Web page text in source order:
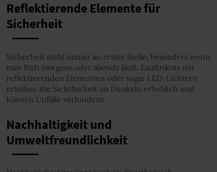
Reflektierende Elemente für
Sicherheit
Sicherheit steht immer an erster Stelle, besonders wenn
man früh morgens oder abends läuft. Lauftrikots mit
reflektierenden Elementen oder sogar LED-Lichtern
erhöhen die Sichtbarkeit im Dunkeln erheblich und
können Unfälle verhindern.
Nachhaltigkeit und
Umweltfreundlichkeit